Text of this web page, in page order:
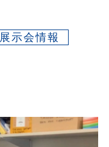
展示会情報